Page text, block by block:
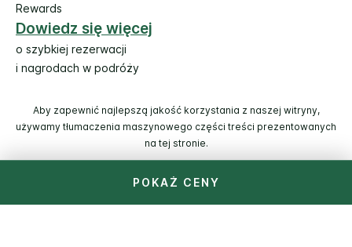
POKAŻ CENY
Rewards
Dowiedz się więcej
o szybkiej rezerwacji
i nagrodach w podróży
Aby zapewnić najlepszą jakość korzystania z naszej witryny,
używamy tłumaczenia maszynowego części treści prezentowanych
na tej stronie.
© 2026 IHG. Wszelkie prawa zastrzeżone. Większość hoteli
jest własnością niezależnych inwestorów z własną kadrą